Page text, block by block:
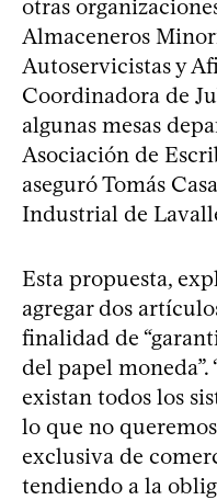
otras
Almaceneros
Autoservicistas y
Coordinadora de
algunas mesas
Asociación de
aseguró Tomás
Industrial de
Esta propuesta,
agregar dos
finalidad de
del papel moneda”.
existan todos los
lo que no
exclusiva de
tendiendo a la